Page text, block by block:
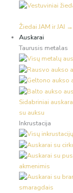
Žiedai JAM ir JAI →
Auskarai
Taurusis metalas
Sidabriniai
su auksu
Inkrustacija
akmenimis